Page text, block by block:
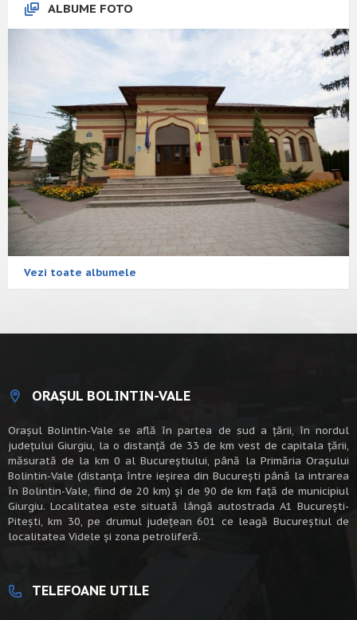
ALBUME FOTO
Vezi toate albumele
ORAȘUL BOLINTIN-VALE
Oraşul Bolintin-Vale se află în partea de sud a ţării, în nordul
judeţului Giurgiu, la o distanţă de 33 de km vest de capitala țării,
măsurată de la km 0 al Bucureștiului, până la Primăria Orașului
Bolintin-Vale (distanța între ieșirea din București până la intrarea
în Bolintin-Vale, fiind de 20 km) şi de 90 de km faţă de municipiul
Giurgiu. Localitatea este situată lângă autostrada A1 Bucureşti-
Piteşti, km 30, pe drumul judeţean 601 ce leagă Bucureştiul de
localitatea Videle şi zona petroliferă.
TELEFOANE UTILE